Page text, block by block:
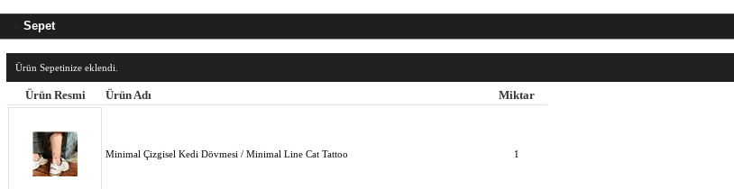
Sepet
Ürün Sepetinize eklendi.
Ürün Resmi Ürün Adı Miktar
Minimal Çizgisel Kedi Dövmesi / Minimal Line Cat Tattoo 1